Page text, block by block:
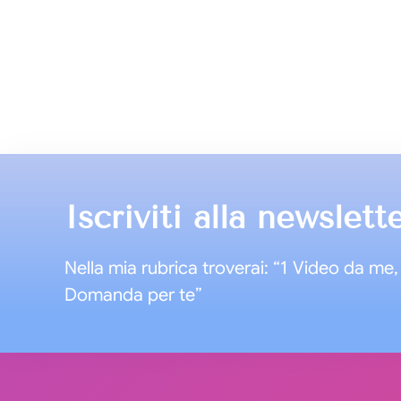
Iscriviti alla
Nella mia rubrica troverai: “1 Video da
Domanda per te”